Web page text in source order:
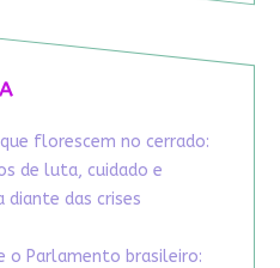
florescem no cerrado:
de luta, cuidado e
diante das crises
o Parlamento brasileiro: